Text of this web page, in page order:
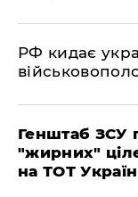
РФ кидає
Генштаб ЗСУ
"жирних"
на ТОТ